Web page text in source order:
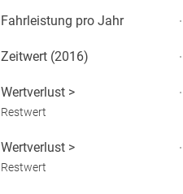
Fahrleistung pro Jahr
Zeitwert (2016)
Wertverlust >
Restwert
Wertverlust >
Restwert